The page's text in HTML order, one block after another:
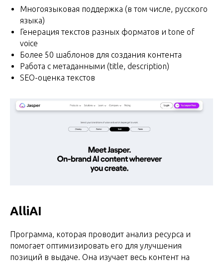
Многоязыковая поддержка (в том числе, русского
языка)
Генерация текстов разных форматов и tone of
voice
Более 50 шаблонов для создания контента
Работа с метаданными (title, description)
SEO-оценка текстов
AlliAI
Программа, которая проводит анализ ресурса и
помогает оптимизировать его для улучшения
позиций в выдаче. Она изучает весь контент на